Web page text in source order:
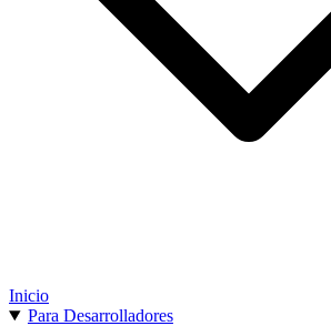
Inicio
Para Desarrolladores